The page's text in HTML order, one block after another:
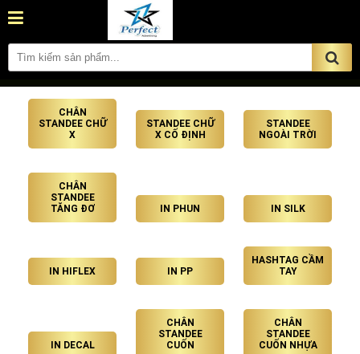
CHÂN
STANDEE CHỮ
X
STANDEE CHỮ
X CỐ ĐỊNH
STANDEE
NGOÀI TRỜI
CHÂN
STANDEE
TĂNG ĐƠ
IN PHUN IN SILK
IN HIFLEX IN PP
HASHTAG CẦM
TAY
IN DECAL
CHÂN
STANDEE
CUỐN
CHÂN
STANDEE
CUỐN NHỰA